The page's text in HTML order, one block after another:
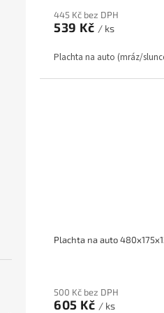
445 Kč bez DPH
539 Kč / ks
Plachta na auto (mráz/
Plachta na auto
500 Kč bez DPH
605 Kč / ks